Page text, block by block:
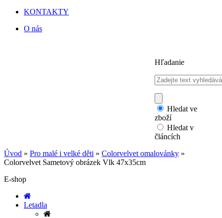
KONTAKTY
O nás
Hľadanie
Hledat ve
zboží
Hledat v
článcích
Úvod » Pro malé i velké děti » Colorvelvet omalovánky »
Colorvelvet Sametový obrázek Vlk 47x35cm
E-shop
Letadla